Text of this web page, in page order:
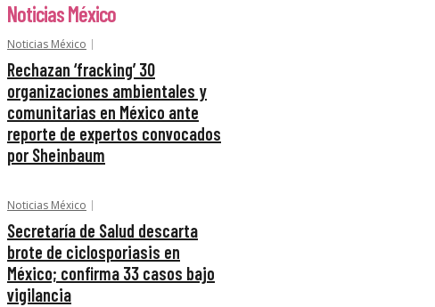
Noticias México
Noticias México
Rechazan ‘fracking’ 30
organizaciones ambientales y
comunitarias en México ante
reporte de expertos convocados
por Sheinbaum
Noticias México
Secretaría de Salud descarta
brote de ciclosporiasis en
México; confirma 33 casos bajo
vigilancia